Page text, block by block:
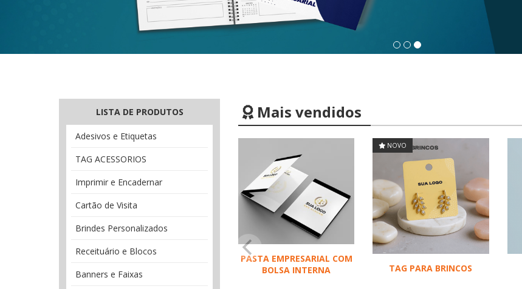
LISTA DE PRODUTOS
Adesivos e Etiquetas
TAG ACESSORIOS
Imprimir e Encadernar
Cartão de Visita
Brindes Personalizados
Receituário e Blocos
Banners e Faixas
Mais vendidos
PASTA EMPRESARIAL COM
BOLSA INTERNA
NOVO
TAG PARA BRINCOS